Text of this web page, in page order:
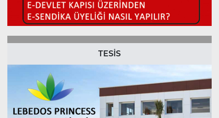
TESİS